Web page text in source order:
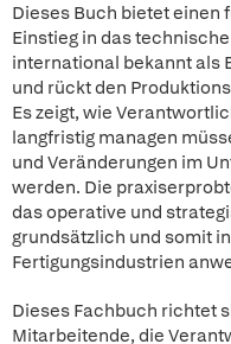
Dieses Buch bietet
Einstieg in das
international bekannt als
und rückt den
Es zeigt, wie
langfristig managen
und Veränderungen im
werden. Die
das operative und
grundsätzlich und somit
Fertigungsindustrien
Dieses Fachbuch richtet
Mitarbeitende, die